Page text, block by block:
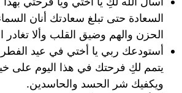
السعادة حتى تبلغ سعادتك أنان
الحزن والهم وضيق القلب وألا تغادر
أستودعك ربي يا أختي في عيد الفطر
يتمم لكِ فرحتك في هذا اليوم على
ويكفيك شر الحسد والحاسدين.